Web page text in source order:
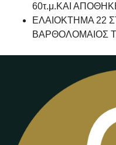
60τ.μ.ΚΑΙ
ΕΛΑΙΟΚΤΗΜΑ 22
ΒΑΡΘΟΛΟΜΑΙΟΣ